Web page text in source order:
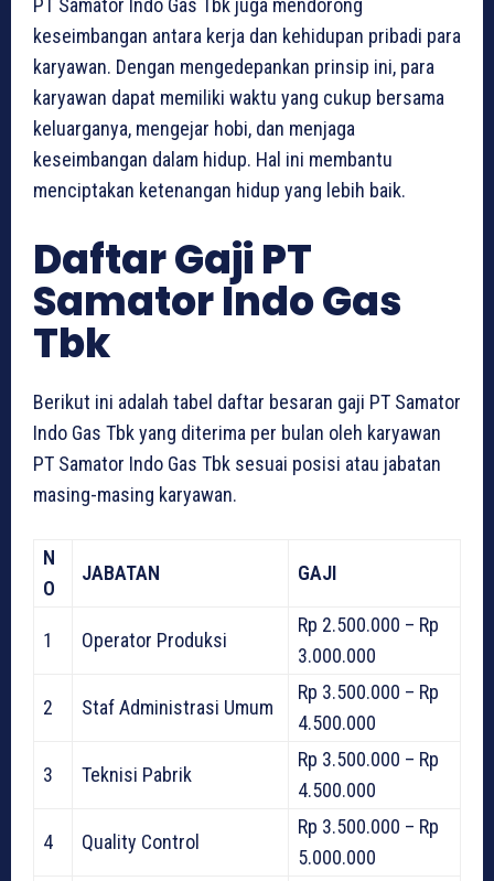
PT Samator Indo Gas Tbk juga mendorong
keseimbangan antara kerja dan kehidupan pribadi para
karyawan. Dengan mengedepankan prinsip ini, para
karyawan dapat memiliki waktu yang cukup bersama
keluarganya, mengejar hobi, dan menjaga
keseimbangan dalam hidup. Hal ini membantu
menciptakan ketenangan hidup yang lebih baik.
Daftar Gaji PT
Samator Indo Gas
Tbk
Berikut ini adalah tabel daftar besaran gaji PT Samator
Indo Gas Tbk yang diterima per bulan oleh karyawan
PT Samator Indo Gas Tbk sesuai posisi atau jabatan
masing-masing karyawan.
N
O
JABATAN GAJI
1 Operator Produksi
Rp 2.500.000 – Rp
3.000.000
2 Staf Administrasi Umum
Rp 3.500.000 – Rp
4.500.000
3 Teknisi Pabrik
Rp 3.500.000 – Rp
4.500.000
4 Quality Control
Rp 3.500.000 – Rp
5.000.000